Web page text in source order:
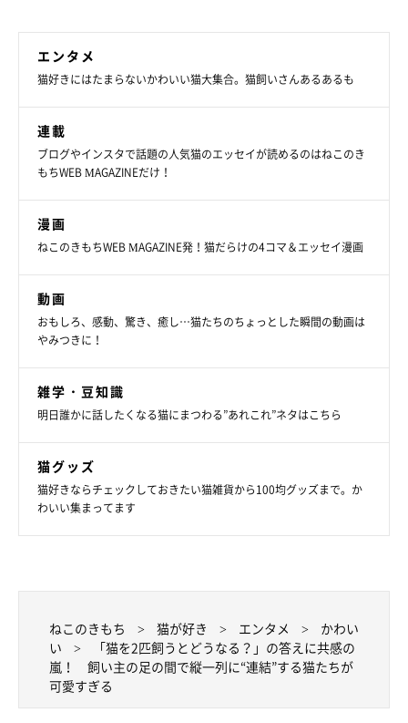
エンタメ
猫好きにはたまらないかわいい猫大集合。猫飼いさんあるあるも
連載
ブログやインスタで話題の人気猫のエッセイが読めるのはねこのき
もちWEB MAGAZINEだけ！
漫画
ねこのきもちWEB MAGAZINE発！猫だらけの4コマ＆エッセイ漫画
動画
おもしろ、感動、驚き、癒し…猫たちのちょっとした瞬間の動画は
やみつきに！
雑学・豆知識
明日誰かに話したくなる猫にまつわる”あれこれ”ネタはこちら
猫グッズ
猫好きならチェックしておきたい猫雑貨から100均グッズまで。か
わいい集まってます
ねこのきもち 猫が好き エンタメ
かわい
い
「猫を2匹飼うとどうなる？」の答えに共感の
嵐！ 飼い主の足の間で縦一列に“連結”する猫たちが
可愛すぎる